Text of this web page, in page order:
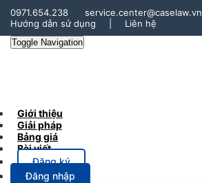
0971.654.238
service.center@caselaw.vn
Hướng dẫn sử dụng
Liên hệ
Toggle Navigation
Giới thiệu
Giải pháp
Bảng giá
Bài viết
Đăng ký
Đăng nhập